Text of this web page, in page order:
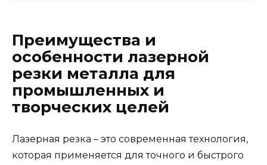
Преимущества и
особенности лазерной
резки металла для
промышленных и
творческих целей
Лазерная резка – это современная технология,
которая применяется для точного и быстрого